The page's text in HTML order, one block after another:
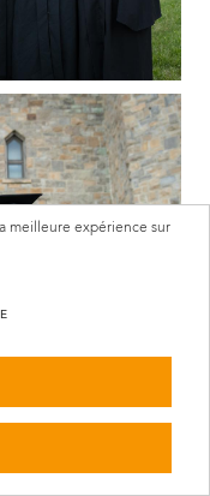
meilleure expérience sur